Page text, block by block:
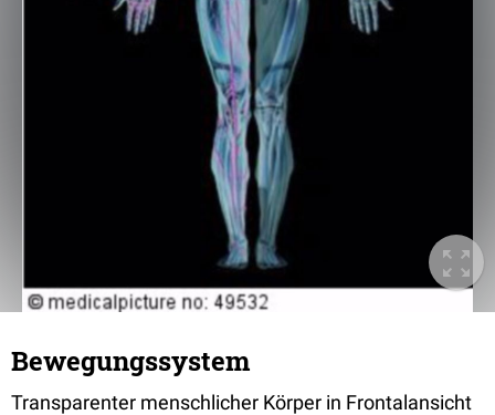
Bewegungssystem
Transparenter menschlicher Körper in Frontalansicht